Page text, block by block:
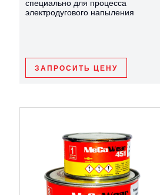
специально для процесса
электродугового напыления
ЗАПРОСИТЬ ЦЕНУ